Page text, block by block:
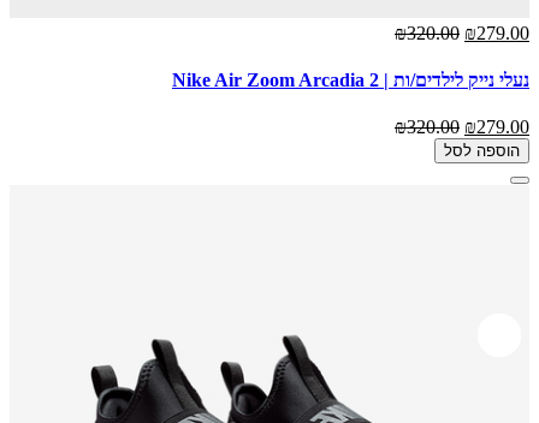
₪279.00
₪320.00
נעלי נייק לילדים/ות | Nike Air Zoom Arcadia 2
₪279.00
₪320.00
הוספה לסל